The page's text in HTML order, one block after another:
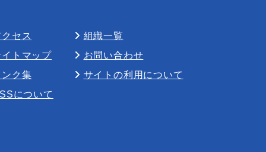
クセス
組織一覧
イトマップ
お問い合わせ
ンク集
サイトの利用について
について